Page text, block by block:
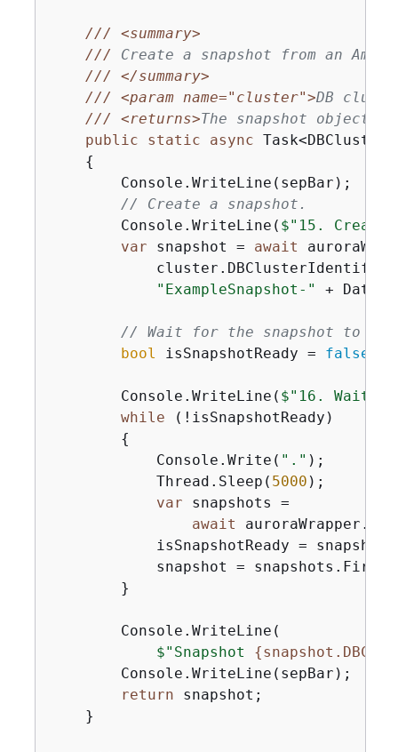
///
<summary>
/// Create a snapshot from an
///
</summary>
///
<param name="cluster">DB
///
<returns>The snapshot object.
public
static async
{
        Console.WriteLine(sepBar);
// Create a snapshot.
        Console.WriteLine(
$"15.
var snapshot = await
"ExampleSnapshot-"
+
// Wait for the snapshot to be
bool isSnapshotReady = false
        Console.WriteLine(
$"16.
while (!isSnapshotReady)
{
            Console.Write(
"." );
            Thread.Sleep(
5000 );
var snapshots =
await
isSnapshotReady =
snapshot =
        }
        Console.WriteLine(
$"Snapshot {
        Console.WriteLine(sepBar);
return snapshot;
    }